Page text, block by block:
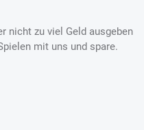
nicht zu viel Geld ausgeben
mit uns und spare.